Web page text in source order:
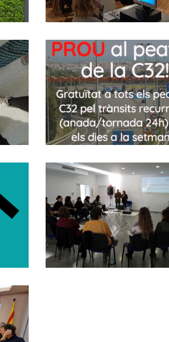
Ocupació
El Baix Penedès
El Garraf Es
Planten Per La
Altres
FINALITZEN LES
JORNADES
TÈCNIQUES DE
L’ÀREA DE
SOCIALS DEL
CONSELL
COMARCAL DEL
BAIX PENEDÈS